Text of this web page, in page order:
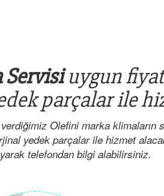
uygun
parçalar ile
Olefini marka
yedek parçalar ile hizmet
telefondan bilgi alabilirsiniz.